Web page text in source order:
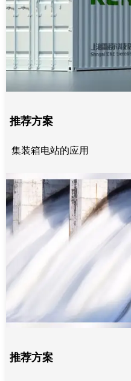
推荐方案
集装箱电站的应用
推荐方案